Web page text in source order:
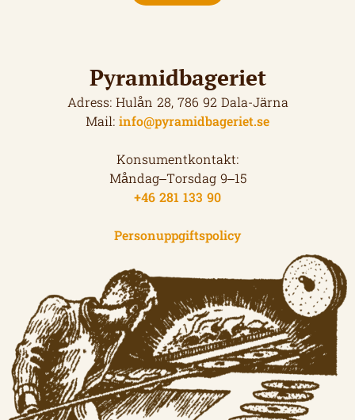
Pyramidbageriet
Adress: Hulån 28, 786 92 Dala-Järna
Mail: info@pyramidbageriet.se
Konsumentkontakt:
Måndag–Torsdag 9–15
+46 281 133 90
Personuppgiftspolicy